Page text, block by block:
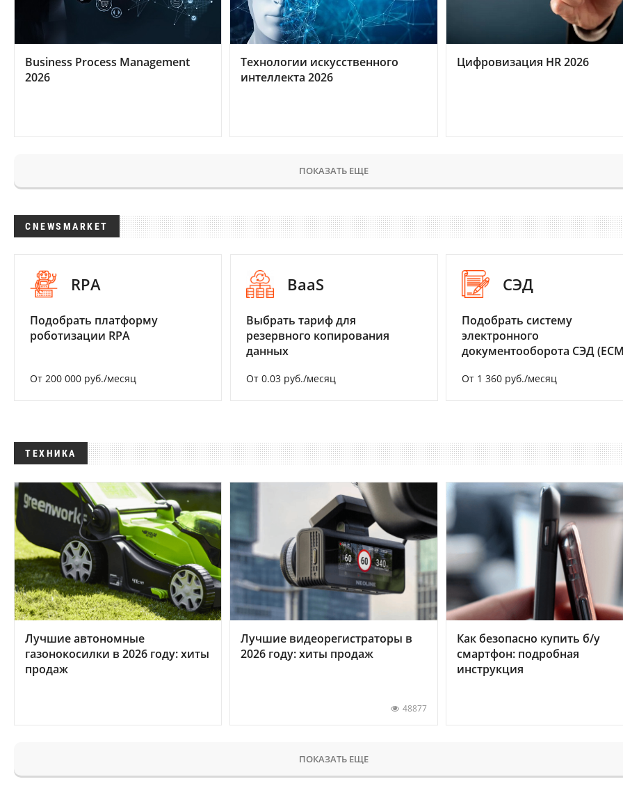
Business Process Management
2026
Технологии искусственного
интеллекта 2026
Цифровизация HR 2026
ПОКАЗАТЬ ЕЩЕ
CNEWSMARKET
RPA
Подобрать платформу
роботизации RPA
От 200 000 руб./месяц
BaaS
Выбрать тариф для
резервного копирования
данных
От 0.03 руб./месяц
СЭД
Подобрать систему
электронного
документооборота СЭД
От 1 360 руб./месяц
ТЕХНИКА
Лучшие автономные
газонокосилки в 2026 году: хиты
продаж
Лучшие видеорегистраторы в
2026 году: хиты продаж
48877
Как безопасно купить б/у
смартфон: подробная
инструкция
ПОКАЗАТЬ ЕЩЕ